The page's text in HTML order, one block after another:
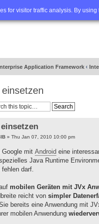
for visitor traffic analysis. By
FAQ
Application Framework ‹
» Thu Jan 07, 2010 10:00 pm
Google mit Android eine
Java Runtime
fehlen darf.
mobilen Geräten mit JVx
reicht von simpler
bereits eine Anwendung mit
mobilen Anwendung